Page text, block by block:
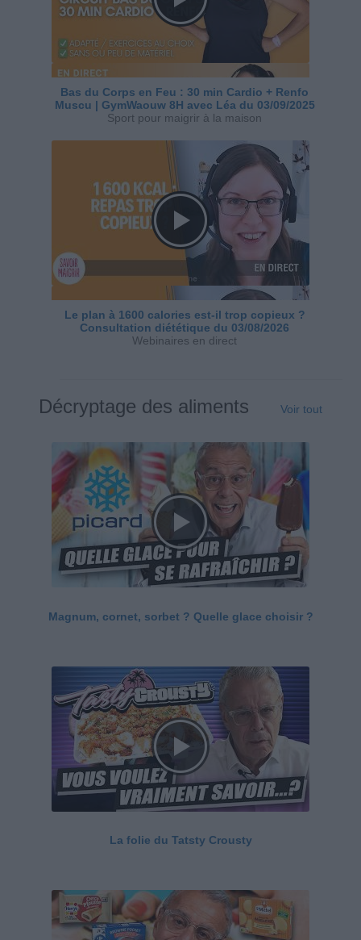
Bas du Corps en Feu : 30 min Cardio + Renfo
Muscu | GymWaouw 8H avec Léa du 03/09/2025
Sport pour maigrir à la maison
Le plan à 1600 calories est-il trop copieux ?
Consultation diététique du 03/08/2026
Webinaires en direct
Décryptage des aliments Voir tout
Magnum, cornet, sorbet ? Quelle glace choisir ?
La folie du Tatsty Crousty